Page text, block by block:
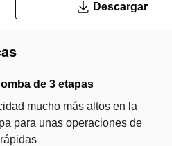
Descargar
de 3 etapas
mucho más altos en la
para unas operaciones de